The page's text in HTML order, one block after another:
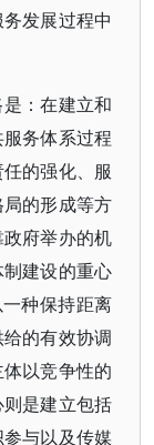
发展过程中
：在建立和
务体系过程
的强化、服
的形成等方
府举办的机
建设的重心
种保持距离
的有效协调
以竞争性的
是建立包括
与以及传媒